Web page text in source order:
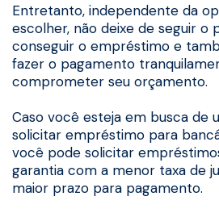
Entretanto, independente da
escolher, não deixe de seguir o
conseguir o empréstimo e
fazer o pagamento
comprometer seu orçamento.
Caso você esteja em busca de
solicitar empréstimo para
você pode solicitar
garantia com a menor taxa de
maior prazo para pagamento.